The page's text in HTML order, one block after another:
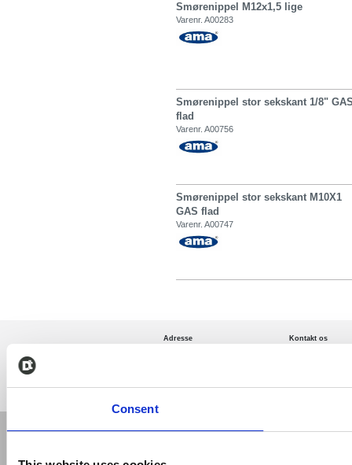
Consent
Smørenippel M12x1,5 lige
Varenr. A00283
Smørenippel stor sekskant 1/8"
flad
Varenr. A00756
Smørenippel stor sekskant M10X1
GAS flad
Varenr. A00747
Adresse
Kontakt os